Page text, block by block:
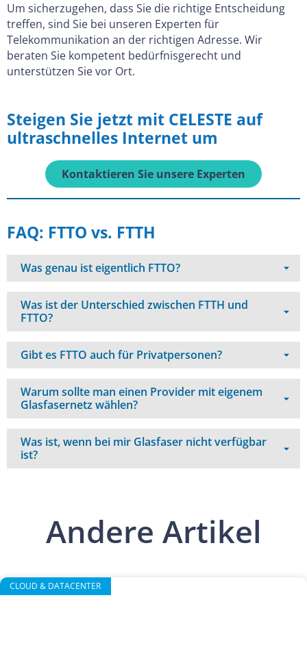
Um sicherzugehen, dass Sie die richtige Entscheidung
treffen, sind Sie bei unseren Experten für
Telekommunikation an der richtigen Adresse. Wir
beraten Sie kompetent bedürfnisgerecht und
unterstützen Sie vor Ort.
Steigen Sie jetzt mit CELESTE auf
ultraschnelles Internet um
Kontaktieren Sie unsere Experten
FAQ: FTTO vs. FTTH
Was genau ist eigentlich FTTO?
Was ist der Unterschied zwischen FTTH und
FTTO?
Gibt es FTTO auch für Privatpersonen?
Warum sollte man einen Provider mit eigenem
Glasfasernetz wählen?
Was ist, wenn bei mir Glasfaser nicht verfügbar
ist?
Andere Artikel
CLOUD & DATACENTER